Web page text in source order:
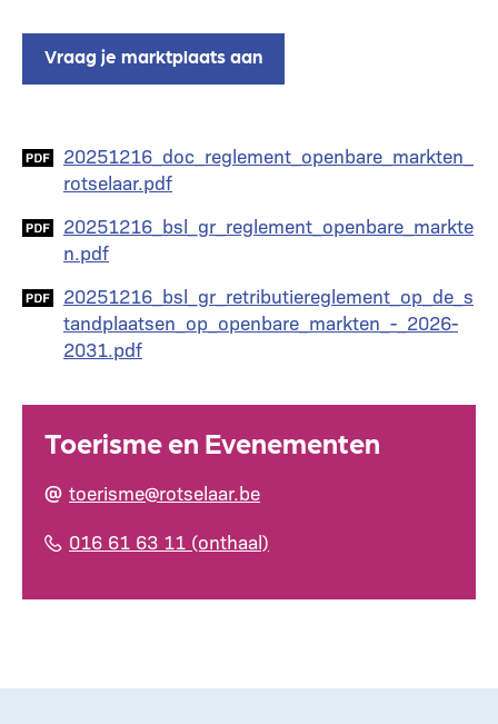
Toerisme en Evenementen
toerisme@rotselaar.be
016 61 63 11 (onthaal)
Vraag je marktplaats aan
Document20251216_doc_reglement_openbare_markten_
rotselaar.pdf
Document20251216_bsl_gr_reglement_openbare_markte
n.pdf
Document20251216_bsl_gr_retributiereglement_op_de_s
tandplaatsen_op_openbare_markten_-_2026-
2031.pdf